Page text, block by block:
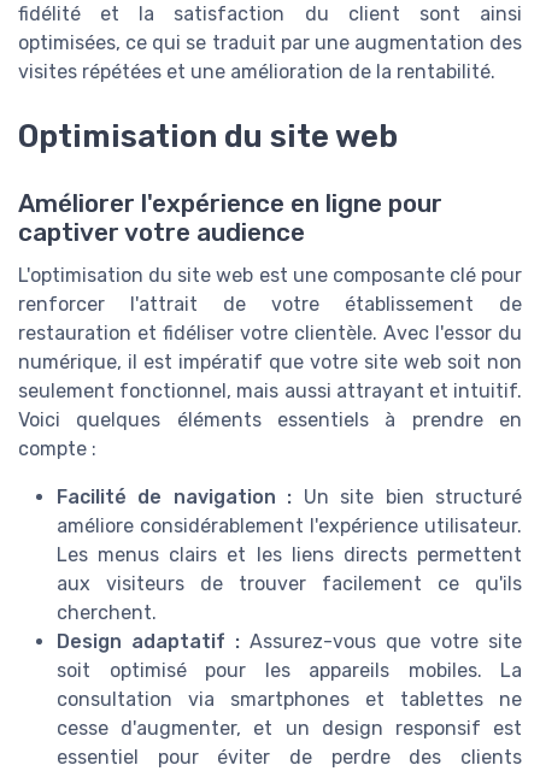
fidélité et la satisfaction du client sont ainsi
optimisées, ce qui se traduit par une augmentation des
visites répétées et une amélioration de la rentabilité.
Optimisation du site web
Améliorer l'expérience en ligne pour
captiver votre audience
L'optimisation du site web est une composante clé pour
renforcer l'attrait de votre établissement de
restauration et fidéliser votre clientèle. Avec l'essor du
numérique, il est impératif que votre site web soit non
seulement fonctionnel, mais aussi attrayant et intuitif.
Voici quelques éléments essentiels à prendre en
compte :
Facilité de navigation : Un site bien structuré
améliore considérablement l'expérience utilisateur.
Les menus clairs et les liens directs permettent
aux visiteurs de trouver facilement ce qu'ils
cherchent.
Design adaptatif : Assurez-vous que votre site
soit optimisé pour les appareils mobiles. La
consultation via smartphones et tablettes ne
cesse d'augmenter, et un design responsif est
essentiel pour éviter de perdre des clients